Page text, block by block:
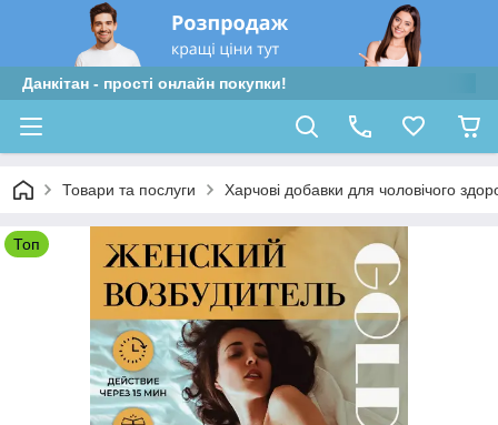
Данкітан - прості онлайн покупки!
Товари та послуги Харчові добавки для чоловічого
Топ